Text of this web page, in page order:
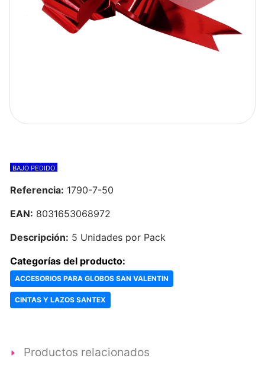
BAJO PEDIDO
Referencia: 1790-7-50
EAN: 8031653068972
Descripción: 5 Unidades por Pack
Categorías del producto:
ACCESORIOS PARA GLOBOS SAN VALENTIN
CINTAS Y LAZOS SANTEX
Productos relacionados